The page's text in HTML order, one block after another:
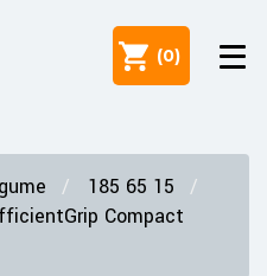
(0)
185 65 15
Compact